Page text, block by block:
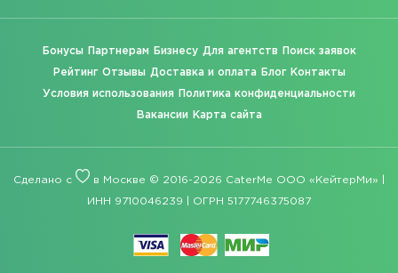
Бонусы Партнерам Бизнесу Для агентств Поиск заявок
Рейтинг Отзывы Доставка и оплата Блог Контакты
Условия использования Политика конфиденциальности
Вакансии Карта сайта
Сделано с в Москве © 2016-2026 CaterMe ООО «КейтерМи» |
ИНН 9710046239 | ОГРН 5177746375087